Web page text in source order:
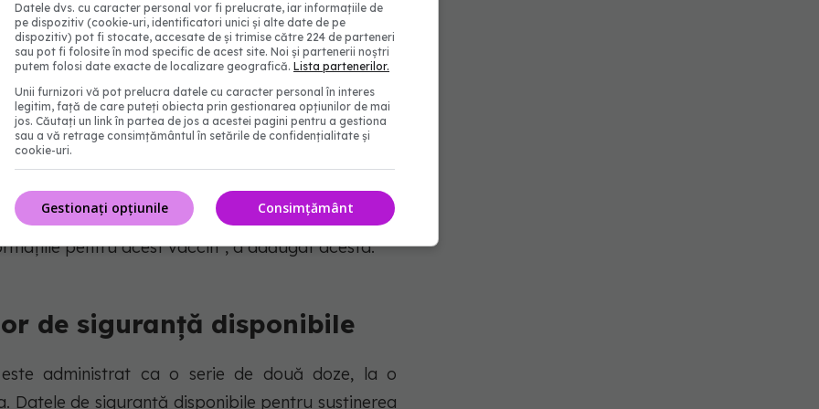
în mod clar riscurile sale cunoscute și
au îndeplinit așteptările FDA așa cum sunt
orientare din iunie și octombrie. Eforturile de
sacrificat standardele științifice sau integritatea
Procesul de revizuire al FDA a inclus, de
de la membrii Comitetului consultativ al
conexe. Realizarea de astăzi este o dovadă
a medicilor din carieră, care au lucrat neobosit
pentru acest vaccin”, a adăugat acesta.
de siguranță disponibile
este administrat ca o serie de două doze, la o
Datele de siguranță disponibile pentru susținerea
Datele dvs. cu caracter personal vor fi prelucrate, iar informațiile de
pe dispozitiv (cookie-uri, identificatori unici și alte date de pe
dispozitiv) pot fi stocate, accesate de și trimise către 224 de parteneri
sau pot fi folosite în mod specific de acest site. Noi și partenerii noștri
putem folosi date exacte de localizare geografică. Lista partenerilor.
Unii furnizori vă pot prelucra datele cu caracter personal în interes
legitim, față de care puteți obiecta prin gestionarea opțiunilor de mai
jos. Căutați un link în partea de jos a acestei pagini pentru a gestiona
sau a vă retrage consimțământul în setările de confidențialitate și
cookie-uri.
Consimțământ
Gestionați opțiunile